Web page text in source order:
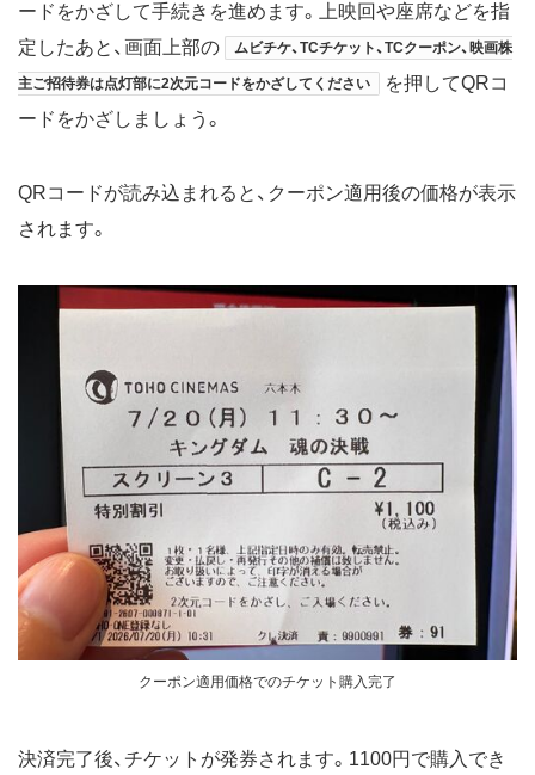
ードをかざして手続きを進めます。上映回や座席などを指
定したあと、画面上部の
ムビチケ、TCチケット、TCクーポン、映画株
主ご招待券は点灯部に2次元コードをかざしてください
を押してQRコ
ードをかざしましょう。
QRコードが読み込まれると、クーポン適用後の価格が表示
されます。
クーポン適用価格でのチケット購入完了
決済完了後、チケットが発券されます。1100円で購入でき